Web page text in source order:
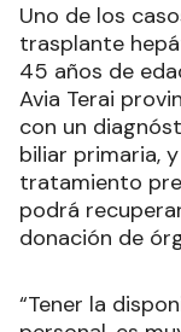
Uno de los
trasplante
45 años de
Avia Terai
con un
biliar primaria,
tratamiento
podrá
donación de
“Tener la